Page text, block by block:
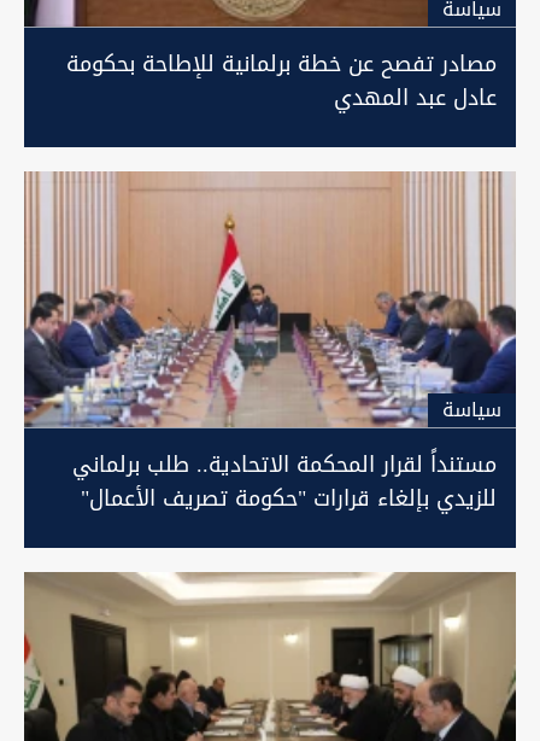
سیاسة
مصادر تفصح عن خطة برلمانية للإطاحة بحكومة
عادل عبد المهدي
سیاسة
مستنداً لقرار المحكمة الاتحادية.. طلب برلماني
للزيدي بإلغاء قرارات "حكومة تصريف الأعمال"